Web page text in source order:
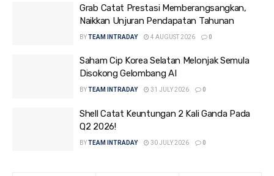
Grab Catat Prestasi Memberangsangkan,
Naikkan Unjuran Pendapatan Tahunan
BYTEAM INTRADAY 4 AUGUST 2026 0
Saham Cip Korea Selatan Melonjak Semula
Disokong Gelombang AI
BYTEAM INTRADAY 31 JULY 2026 0
Shell Catat Keuntungan 2 Kali Ganda Pada
Q2 2026!
BYTEAM INTRADAY 30 JULY 2026 0